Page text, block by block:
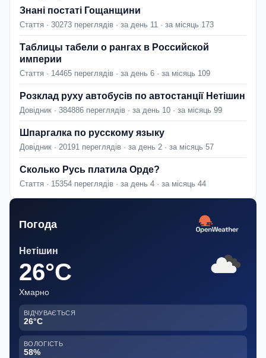
Знані постаті Гощанщини
Стаття · 30273 переглядів · за день 11 · за місяць 173
Таблицы табели о рангах в Российской
империи
Стаття · 14465 переглядів · за день 6 · за місяць 109
Розклад руху автобусів по автостанції Нетішин
Довідник · 384886 переглядів · за день 10 · за місяць 99
Шпаргалка по русскому языку
Довідник · 20191 переглядів · за день 2 · за місяць 57
Сколько Русь платила Орде?
Стаття · 15354 переглядів · за день 4 · за місяць 44
Погода
Нетішин
26°C
Хмарно
ВІДЧУВАЄТЬСЯ
26°C
ВОЛОГІСТЬ
58%